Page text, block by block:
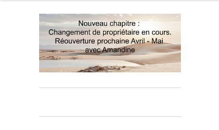
pendentifs représentant les divinités hindoues pour
la décoration de votre lieu de culte ou pour embellir
vos statues. Retrouvez Ganesha, Kali, Shiva, Lakshmi,
Saraswati, Parvati, Durga, Krishna et Radha dans leur
symbolisme sacré. Commandez dès maintenant !